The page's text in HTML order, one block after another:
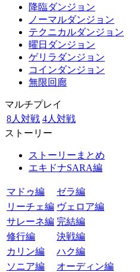
降臨ダンジョン
ノーマルダンジョン
テクニカルダンジョン
曜日ダンジョン
ゲリラダンジョン
コインダンジョン
無限回廊
マルチプレイ
8人対戦 4人対戦
ストーリー
ストーリーまとめ
エキドナSARA編
マドゥ編
ゼラ編
リーチェ編 ヴェロア編
サレーネ編 完結編
修行編
決戦編
カリン編
ハク編
ソニア編
オーディン編